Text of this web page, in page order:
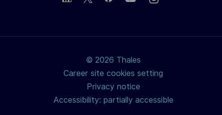
© 2026 Thales
Career site cookies setting
Privacy notice
Accessibility: partially accessible